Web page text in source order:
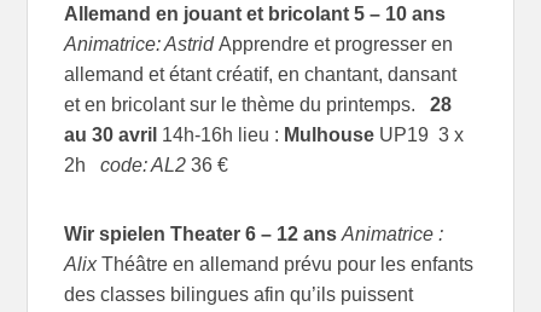
Allemand en jouant et bricolant 5 – 10 ans
Animatrice: AstridApprendre et progresser en
allemand et étant créatif, en chantant, dansant
et en bricolant sur le thème du printemps.28
au 30 avril 14h-16h lieu : Mulhouse UP19 3 x
2hcode: AL2 36 €
Wir spielen Theater 6 – 12 ansAnimatrice :
AlixThéâtre en allemand prévu pour les enfants
des classes bilingues afin qu’ils puissent